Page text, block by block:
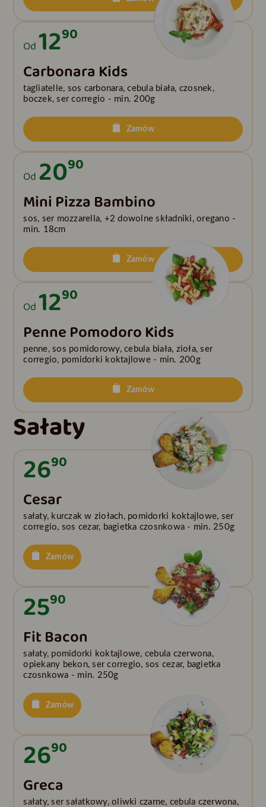
Od1290
Carbonara Kids
tagliatelle, sos carbonara, cebula biała, czosnek,
boczek, ser corregio - min. 200g
Zamów
Od 2090
Mini Pizza Bambino
sos, ser mozzarella, +2 dowolne składniki, oregano -
min. 18cm
Zamów
Od1290
Penne Pomodoro Kids
penne, sos pomidorowy, cebula biała, zioła, ser
corregio, pomidorki koktajlowe - min. 200g
Zamów
Sałaty
2690
Cesar
sałaty, kurczak w ziołach, pomidorki koktajlowe, ser
corregio, sos cezar, bagietka czosnkowa - min. 250g
Zamów
2590
Fit Bacon
sałaty, pomidorki koktajlowe, cebula czerwona,
opiekany bekon, ser corregio, sos cezar, bagietka
czosnkowa - min. 250g
Zamów
2690
Greca
sałaty, ser sałatkowy, oliwki czarne, cebula czerwona,